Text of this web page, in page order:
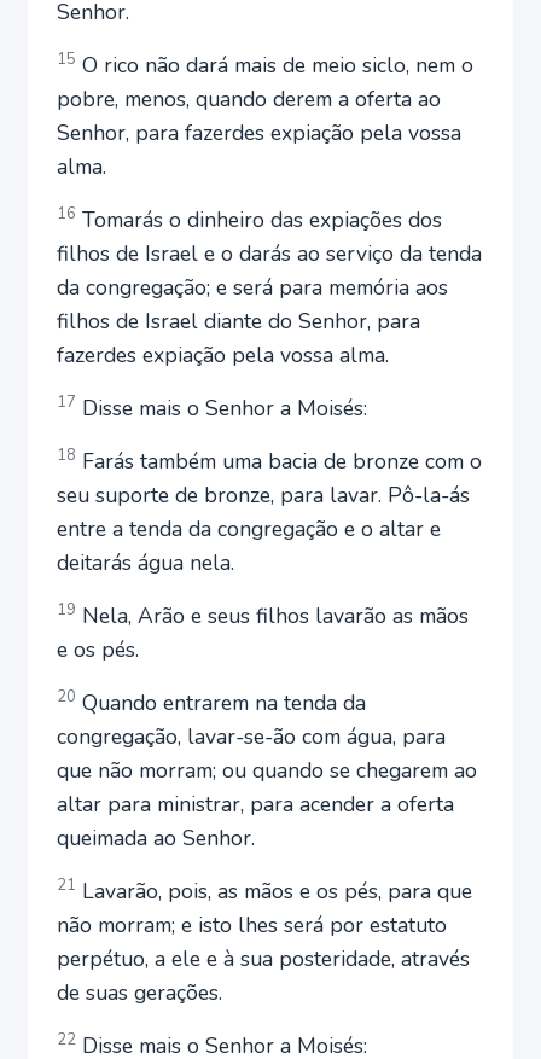
Senhor.
15 O rico não dará mais de meio siclo, nem o
pobre, menos, quando derem a oferta ao
Senhor, para fazerdes expiação pela vossa
alma.
16 Tomarás o dinheiro das expiações dos
filhos de Israel e o darás ao serviço da tenda
da congregação; e será para memória aos
filhos de Israel diante do Senhor, para
fazerdes expiação pela vossa alma.
17 Disse mais o Senhor a Moisés:
18 Farás também uma bacia de bronze com o
seu suporte de bronze, para lavar. Pô-la-ás
entre a tenda da congregação e o altar e
deitarás água nela.
19 Nela, Arão e seus filhos lavarão as mãos
e os pés.
20 Quando entrarem na tenda da
congregação, lavar-se-ão com água, para
que não morram; ou quando se chegarem ao
altar para ministrar, para acender a oferta
queimada ao Senhor.
21 Lavarão, pois, as mãos e os pés, para que
não morram; e isto lhes será por estatuto
perpétuo, a ele e à sua posteridade, através
de suas gerações.
22 Disse mais o Senhor a Moisés: